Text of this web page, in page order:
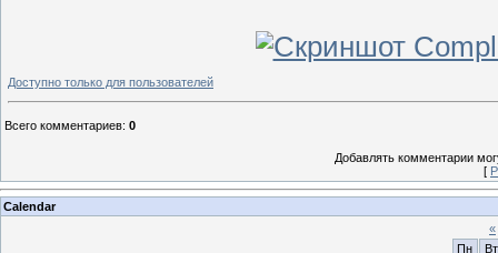
Доступно только для пользователей
Всего комментариев: 0
Добавлять комментарии
[
Calendar
«
Пн
Вт